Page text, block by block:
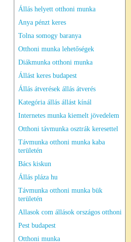
Állás helyett otthoni munka
Anya pénzt keres
Tolna somogy baranya
Otthoni munka lehetőségek
Diákmunka otthoni munka
Állást keres budapest
Állás átverések állás átverés
Kategória állás állást kínál
Internetes munka kiemelt jövedelem
Otthoni távmunka osztrák keresettel
Távmunka otthoni munka kaba
területén
Bács kiskun
Állás pláza hu
Távmunka otthoni munka bük
területén
Allasok com állások országos otthoni
Pest budapest
Otthoni munka